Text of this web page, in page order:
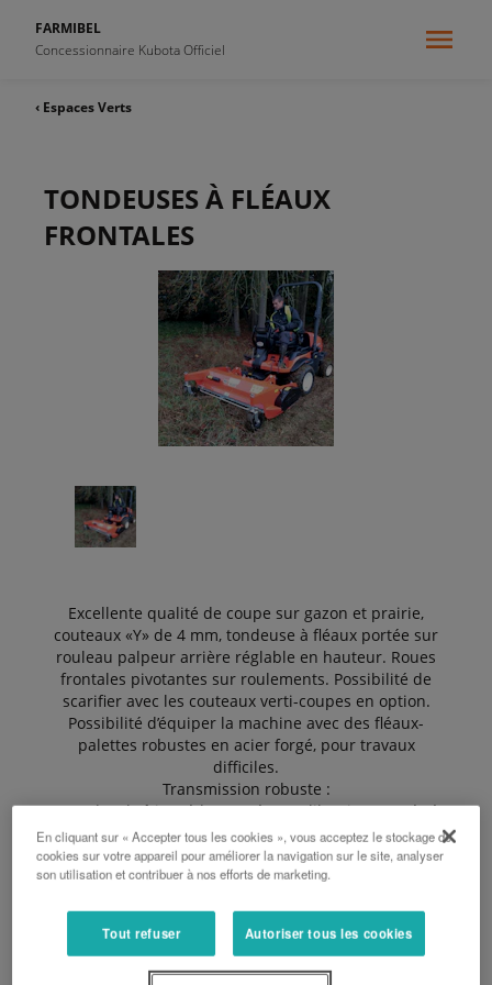
FARMIBEL
Concessionnaire Kubota Officiel
‹ Espaces Verts
TONDEUSES À FLÉAUX
FRONTALES
Excellente qualité de coupe sur gazon et prairie,
couteaux «Y» de 4 mm, tondeuse à fléaux portée sur
rouleau palpeur arrière réglable en hauteur. Roues
frontales pivotantes sur roulements. Possibilité de
scarifier avec les couteaux verti-coupes en option.
Possibilité d’équiper la machine avec des fléaux-
palettes robustes en acier forgé, pour travaux
difficiles.
Transmission robuste :
– Cardan, boîtier réducteur à roue libre incorporée à
bain d’huile
surdimensionné, paliers de rotor avec graisseurs.
– Courroie crantée de transmission latérale, avec
En cliquant sur « Accepter tous les cookies », vous acceptez le stockage de
cookies sur votre appareil pour améliorer la navigation sur le site, analyser
son utilisation et contribuer à nos efforts de marketing.
Tout refuser Autoriser tous les cookies